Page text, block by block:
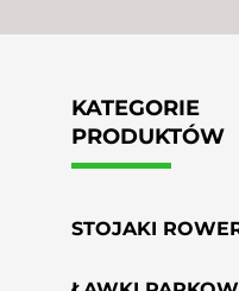
KATEGORIE
PRODUKTÓW
STOJAKI